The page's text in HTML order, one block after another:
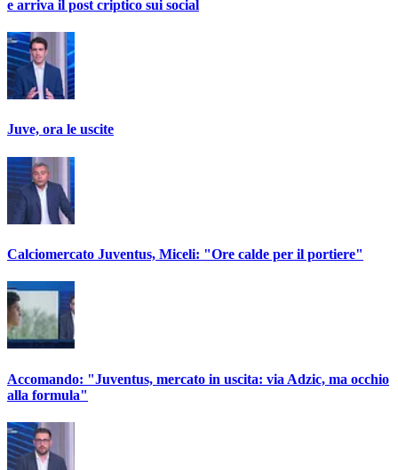
e arriva il post criptico sui social
Juve, ora le uscite
Calciomercato Juventus, Miceli: "Ore calde per il portiere"
Accomando: "Juventus, mercato in uscita: via Adzic, ma occhio
alla formula"